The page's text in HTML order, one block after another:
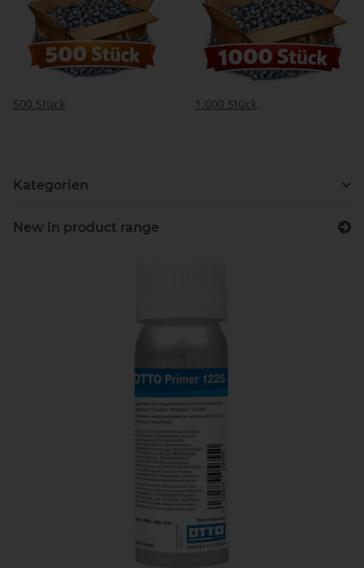
500 Stück 1.000 Stück
Kategorien
New in product range